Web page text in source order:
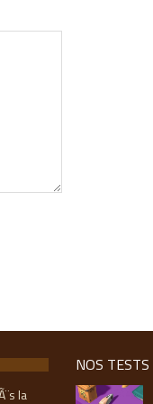
la
NOS TESTS